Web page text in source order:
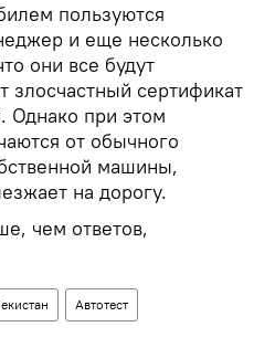
пользуются
и еще несколько
они все будут
злосчастный сертификат
Однако при этом
от обычного
машины,
на дорогу.
чем ответов,
Автотест